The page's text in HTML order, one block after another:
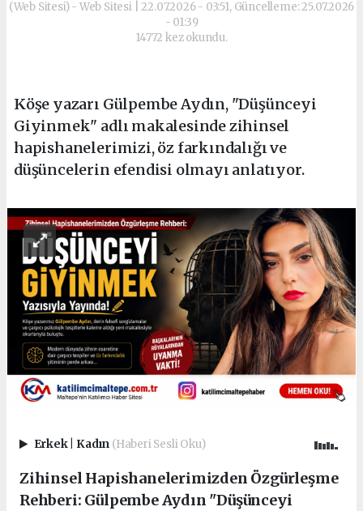
(Web Sitesi) - Web Sitesi | 22.07.2026 - 03:51, Güncelleme: 25.07.2026
- 01:39
14772 kez okundu.
Köşe yazarı Gülpembe Aydın, "Düşünceyi
Giyinmek" adlı makalesinde zihinsel
hapishanelerimizi, öz farkındalığı ve
düşüncelerin efendisi olmayı anlatıyor.
Erkek Kadın (Haberi Sesli Oku)
Zihinsel Hapishanelerimizden Özgürleşme
Rehberi: Gülpembe Aydın "Düşünceyi